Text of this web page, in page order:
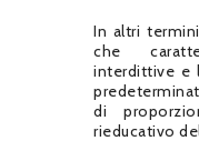
In altri
che
interdittive e
di
rieducativo